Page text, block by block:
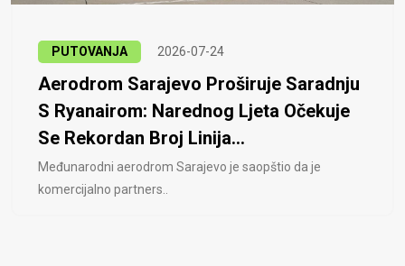
PUTOVANJA 2026-07-24
Aerodrom Sarajevo Proširuje Saradnju
S Ryanairom: Narednog Ljeta Očekuje
Se Rekordan Broj Linija...
Međunarodni aerodrom Sarajevo je saopštio da je
komercijalno partners..